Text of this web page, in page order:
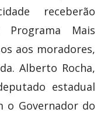
receberão
Programa Mais
aos moradores,
Alberto Rocha,
estadual
o Governador do